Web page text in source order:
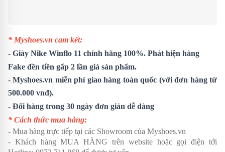
* Myshoes.vn cam kết:
- Giày Nike Winflo 11 chính hãng 100%. Phát hiện hàng
Fake đền tiền gấp 2 lần giá sản phẩm.
- Myshoes.vn miễn phí giao hàng toàn quốc (với đơn hàng từ
500.000 vnđ).
- Đổi hàng trong 30 ngày đơn giản dễ dàng
* Cách thức mua hàng:
- Mua hàng trực tiếp tại các Showroom của Myshoes.vn
- Khách hàng MUA HÀNG trên website hoặc gọi điện tới